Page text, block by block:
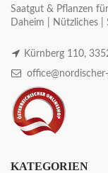
Saatgut & Pflanzen
Daheim | Nützliches |
Kürnberg 110,
KATEGORIEN